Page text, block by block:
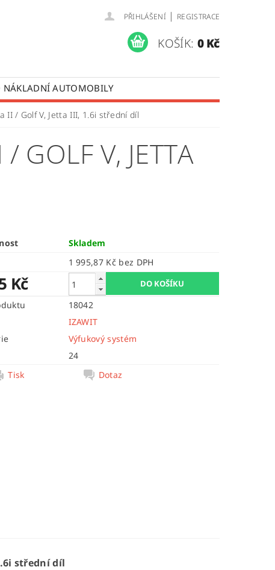
PŘIHLÁŠENÍ | REGISTRACE
KOŠÍK: 0 Kč
NÁKLADNÍ AUTOMOBILY
OPRAVY LISTOVÝCH PER
II / Golf V, Jetta III, 1.6i střední díl
GOLF V, JETTA
Skladem
1 995,87 Kč bez DPH
Kč
18042
IZAWIT
Výfukový systém
24
Tisk
Dotaz
střední díl